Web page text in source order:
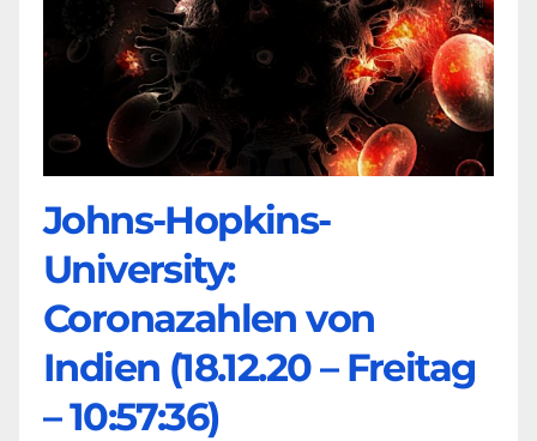
Johns-Hopkins-
University:
Coronazahlen von
Indien (18.12.20 – Freitag
– 10:57:36)